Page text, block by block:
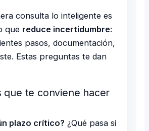
consulta lo inteligente es
que reduce incertidumbre:
pasos, documentación,
Estas preguntas te dan
que te conviene hacer
plazo crítico? ¿Qué pasa si